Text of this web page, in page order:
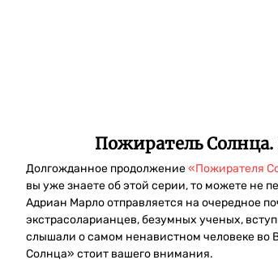
Пожиратель Солнца.
Долгожданное продолжение«Пожирателя
вы уже знаете об этой серии, то можете не
Адриан Марло отправляется на очередное
экстрасоларианцев, безумных ученых,
слышали о самом ненавистном человеке во
Солнца» стоит вашего внимания.